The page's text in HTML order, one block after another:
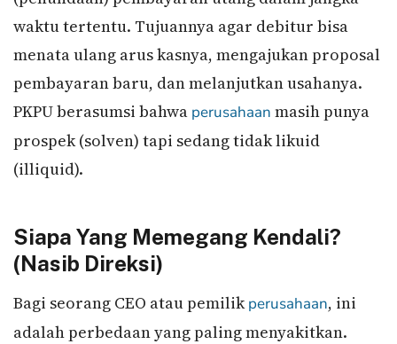
waktu tertentu. Tujuannya agar debitur bisa
menata ulang arus kasnya, mengajukan proposal
pembayaran baru, dan melanjutkan usahanya.
PKPU berasumsi bahwa perusahaan masih punya
prospek (solven) tapi sedang tidak likuid
(illiquid).
Siapa Yang Memegang Kendali?
(Nasib Direksi)
Bagi seorang CEO atau pemilikperusahaan, ini
adalah perbedaan yang paling menyakitkan.